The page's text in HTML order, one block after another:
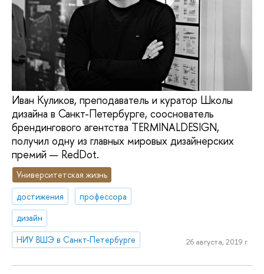
Иван Куликов, преподаватель и куратор Школы
дизайна в Санкт-Петербурге, сооснователь
брендингового агентства TERMINALDESIGN,
получил одну из главных мировых дизайнерских
премий — RedDot.
Университетская жизнь
достижения
профессора
дизайн
НИУ ВШЭ в Санкт-Петербурге
26 августа, 2019 г.